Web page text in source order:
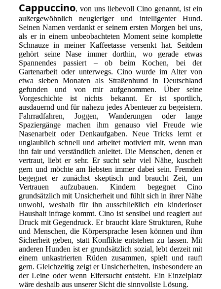
Cappuccino, von uns liebevoll Cino genannt, ist ein
außergewöhnlich neugieriger und intelligenter Hund.
Seinen Namen verdankt er seinem ersten Morgen bei uns,
als er in einem unbeobachteten Moment seine komplette
Schnauze in meiner Kaffeetasse versenkt hat. Seitdem
gehört seine Nase immer dorthin, wo gerade etwas
Spannendes passiert – ob beim Kochen, bei der
Gartenarbeit oder unterwegs. Cino wurde im Alter von
etwa sieben Monaten als Straßenhund in Deutschland
gefunden und von mir aufgenommen. Über seine
Vorgeschichte ist nichts bekannt. Er ist sportlich,
ausdauernd und für nahezu jedes Abenteuer zu begeistern.
Fahrradfahren, Joggen, Wanderungen oder lange
Spaziergänge machen ihm genauso viel Freude wie
Nasenarbeit oder Denkaufgaben. Neue Tricks lernt er
unglaublich schnell und arbeitet motiviert mit, wenn man
ihn fair und verständlich anleitet. Die Menschen, denen er
vertraut, liebt er sehr. Er sucht sehr viel Nähe, kuschelt
gern und möchte am liebsten immer dabei sein. Fremden
begegnet er zunächst skeptisch und braucht Zeit, um
Vertrauen aufzubauen. Kindern begegnet Cino
grundsätzlich mit Unsicherheit und fühlt sich in ihrer Nähe
unwohl, weshalb für ihn ausschließlich ein kinderloser
Haushalt infrage kommt. Cino ist sensibel und reagiert auf
Druck mit Gegendruck. Er braucht klare Strukturen, Ruhe
und Menschen, die Körpersprache lesen können und ihm
Sicherheit geben, statt Konflikte entstehen zu lassen. Mit
anderen Hunden ist er grundsätzlich sozial, lebt derzeit mit
einem unkastrierten Rüden zusammen, spielt und rauft
gern. Gleichzeitig zeigt er Unsicherheiten, insbesondere an
der Leine oder wenn Eifersucht entsteht. Ein Einzelplatz
wäre deshalb aus unserer Sicht die sinnvollste Lösung.